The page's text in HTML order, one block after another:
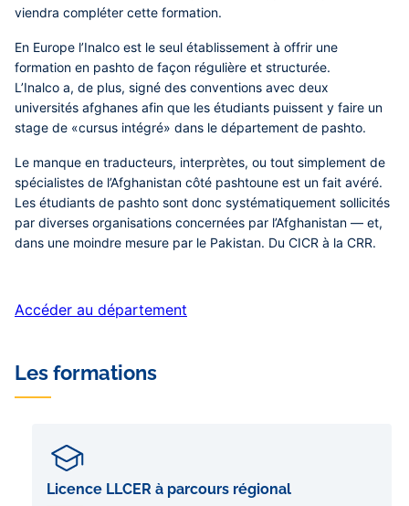
viendra compléter cette formation.
En Europe l’Inalco est le seul établissement à offrir une
formation en pashto de façon régulière et structurée.
L’Inalco a, de plus, signé des conventions avec deux
universités afghanes afin que les étudiants puissent y faire un
stage de «cursus intégré» dans le département de pashto.
Le manque en traducteurs, interprètes, ou tout simplement de
spécialistes de l’Afghanistan côté pashtoune est un fait avéré.
Les étudiants de pashto sont donc systématiquement sollicités
par diverses organisations concernées par l’Afghanistan — et,
dans une moindre mesure par le Pakistan. Du CICR à la CRR.
Accéder au département
Les formations
Licence LLCER à parcours régional